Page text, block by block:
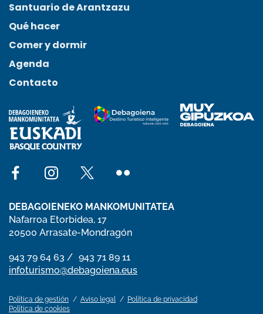
Santuario de Arantzazu
Qué hacer
Comer y dormir
Agenda
Contacto
Social network facebook
Social network instagram
Social network x
Social network flickr
DEBAGOIENEKO MANKOMUNITATEA
Nafarroa Etorbidea, 17
20500 Arrasate-Mondragón
phone number 943 79 64 63
943 79 64 63 phone number 943 71 89 11
943 71 89 11
email infoturismo@debagoiena.eus
infoturismo@debagoiena.eus
Política de gestión Aviso legal
Política de privacidad
Política de cookies